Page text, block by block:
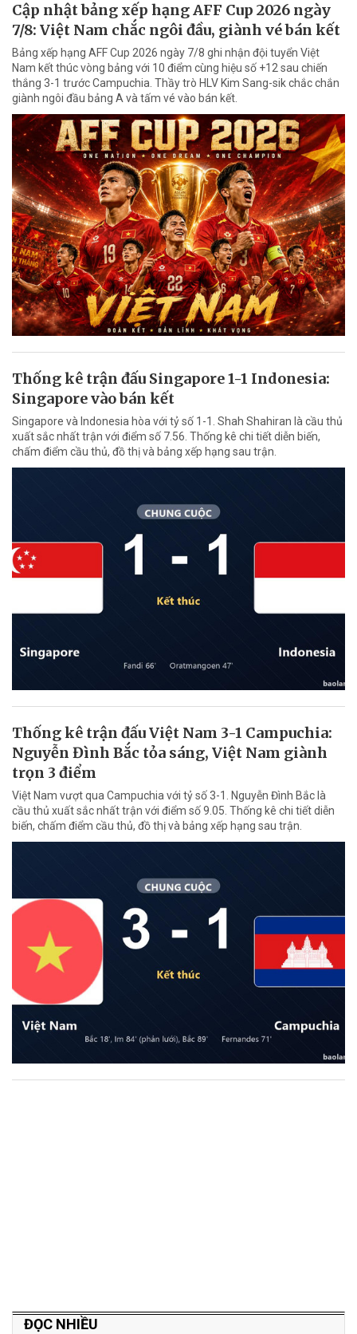
Cập nhật bảng xếp hạng AFF Cup 2026 ngày
7/8: Việt Nam chắc ngôi đầu, giành vé bán kết
Bảng xếp hạng AFF Cup 2026 ngày 7/8 ghi nhận đội tuyển Việt
Nam kết thúc vòng bảng với 10 điểm cùng hiệu số +12 sau chiến
thắng 3-1 trước Campuchia. Thầy trò HLV Kim Sang-sik chắc chắn
giành ngôi đầu bảng A và tấm vé vào bán kết.
Thống kê trận đấu Singapore 1-1 Indonesia:
Singapore vào bán kết
Singapore và Indonesia hòa với tỷ số 1-1. Shah Shahiran là cầu thủ
xuất sắc nhất trận với điểm số 7.56. Thống kê chi tiết diễn biến,
chấm điểm cầu thủ, đồ thị và bảng xếp hạng sau trận.
Thống kê trận đấu Việt Nam 3-1 Campuchia:
Nguyễn Đình Bắc tỏa sáng, Việt Nam giành
trọn 3 điểm
Việt Nam vượt qua Campuchia với tỷ số 3-1. Nguyễn Đình Bắc là
cầu thủ xuất sắc nhất trận với điểm số 9.05. Thống kê chi tiết diễn
biến, chấm điểm cầu thủ, đồ thị và bảng xếp hạng sau trận.
ĐỌC NHIỀU